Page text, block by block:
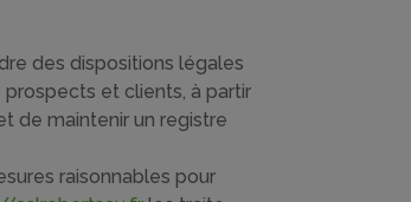
des dispositions légales
prospects et clients, à partir
de maintenir un registre
raisonnables pour